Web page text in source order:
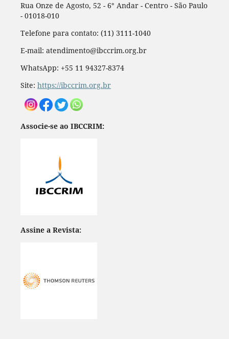
Rua Onze de Agosto, 52 - 6° Andar - Centro - São Paulo
- 01018-010
Telefone para contato: (11) 3111-1040
E-mail: atendimento@ibccrim.org.br
WhatsApp: +55 11 94327-8374
Site: https://ibccrim.org.br
Associe-se ao IBCCRIM:
Assine a Revista: